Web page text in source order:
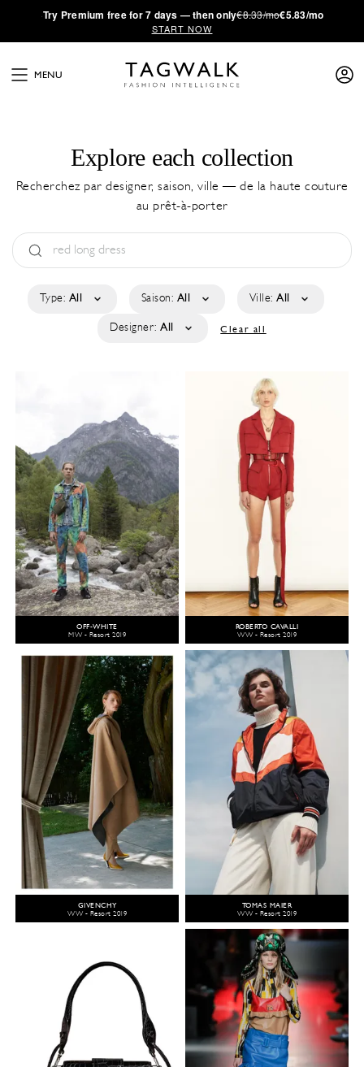
·Try Premium free for 7 days — then only€8.33/mo€5.83/mo
START NOW
MENU
Explore each collection
Recherchez par designer, saison, ville — de la haute couture
au prêt-à-porter
Type: All Saison: All Ville: All
Designer: All Clear all
OFF-WHITE
MW - Resort 2019
ROBERTO CAVALLI
WW - Resort 2019
GIVENCHY
WW - Resort 2019
TOMAS MAIER
WW - Resort 2019